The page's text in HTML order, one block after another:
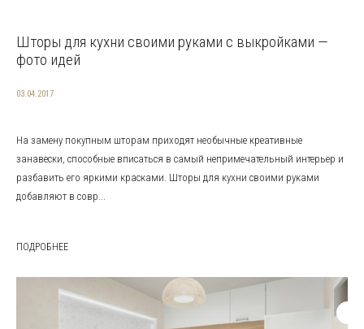
Шторы для кухни своими руками с выкройками —
фото идей
03.04.2017
На замену покупным шторам приходят необычные креативные
занавески, способные вписаться в самый непримечательный интерьер и
разбавить его яркими красками. Шторы для кухни своими руками
добавляют в совр...
ПОДРОБНЕЕ